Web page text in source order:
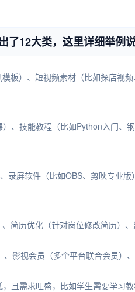
12大类，这里详细举例说
板）、短视频素材（比如探店视
、技能教程（比如Python入门、
录屏软件（比如OBS、剪映专业
简历优化（针对岗位修改简历）
影视会员（多个平台联合会员）
且需求旺盛，比如学生需要学习